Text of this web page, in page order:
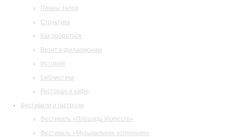
Планы залов
Структура
Как добраться
Визит в филармонию
История
Библиотека
Ресторан и кафе
Фестивали и гастроли
Фестиваль «Площадь Искусств»
Фестиваль «Музыкальная коллекция»